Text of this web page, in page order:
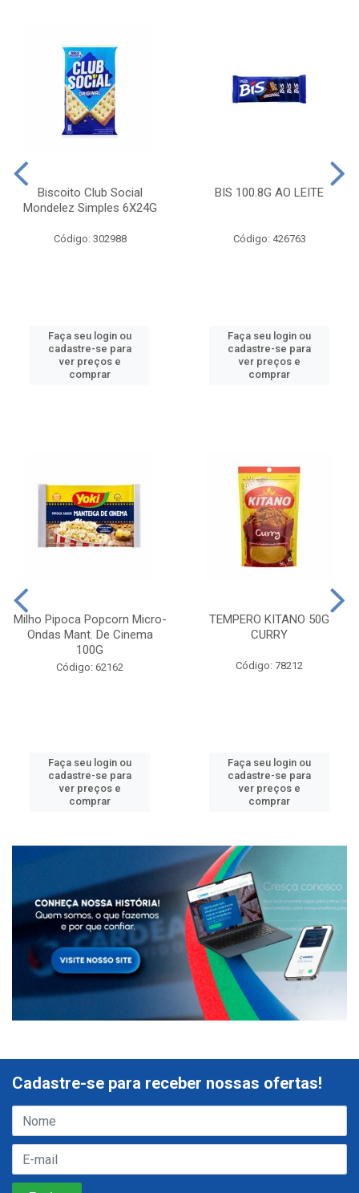
Biscoito Club Social
Mondelez Simples 6X24G
Código: 302988
Faça seu login ou
cadastre-se para
ver preços e
comprar
BIS 100.8G AO LEITE
Código: 426763
Faça seu login ou
cadastre-se para
ver preços e
comprar
Milho Pipoca Popcorn Micro-
Ondas Mant. De Cinema
100G
Código: 62162
Faça seu login ou
cadastre-se para
ver preços e
comprar
TEMPERO KITANO 50G
CURRY
Código: 78212
Faça seu login ou
cadastre-se para
ver preços e
comprar
Cadastre-se para receber nossas ofertas!